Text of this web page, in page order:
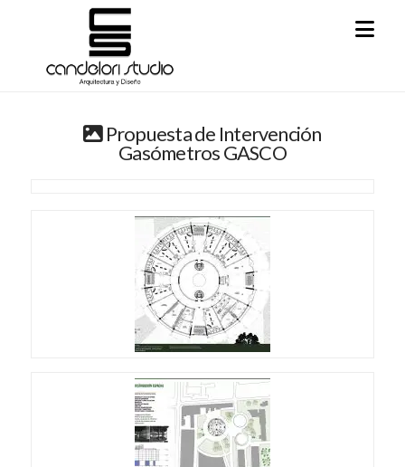
Propuesta de Intervención
Gasómetros GASCO